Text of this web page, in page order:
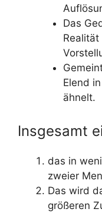
Das
Elend
ähnelt.
Insgesamt
das in
zweier
Das wird
größeren